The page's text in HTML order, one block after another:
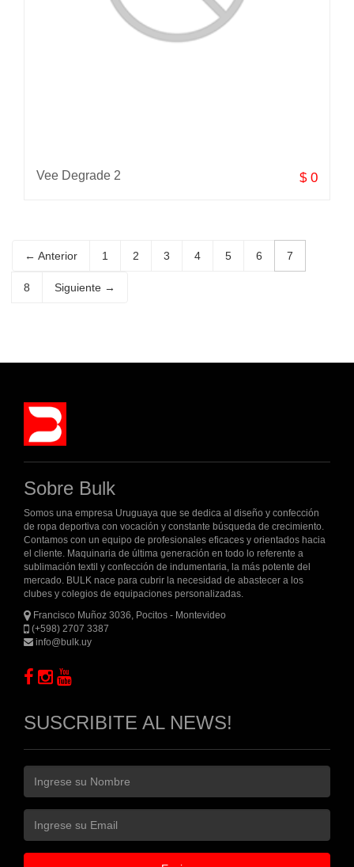
Vee Degrade 2 $ 0
← Anterior 1 2 3 4 5 6 7
8 Siguiente →
Sobre Bulk
Somos una empresa Uruguaya que se dedica al diseño y confección
de ropa deportiva con vocación y constante búsqueda de crecimiento.
Contamos con un equipo de profesionales eficaces y orientados hacia
el cliente. Maquinaria de última generación en todo lo referente a
sublimación textil y confección de indumentaria, la más potente del
mercado. BULK nace para cubrir la necesidad de abastecer a los
clubes y colegios de equipaciones personalizadas.
Francisco Muñoz 3036, Pocitos - Montevideo
(+598) 2707 3387
info@bulk.uy
SUSCRIBITE AL NEWS!